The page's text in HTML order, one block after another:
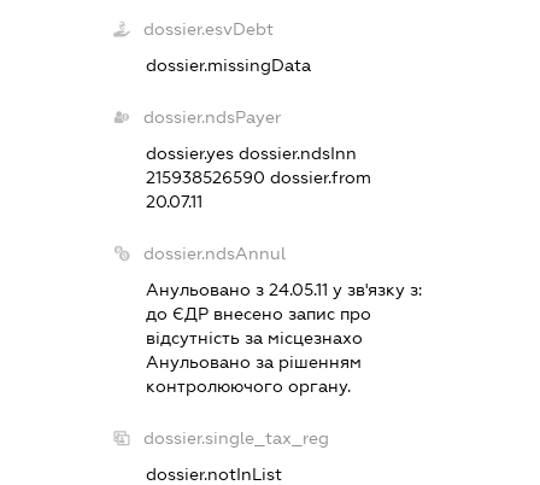
dossier.esvDebt
dossier.missingData
dossier.ndsPayer
dossier.yesdossier.ndsInn
215938526590dossier.from
20.07.11
dossier.ndsAnnul
Анульовано з 24.05.11 у зв'язку з:
до ЄДР внесено запис про
вiдсутнiсть за мiсцезнахо
Анульовано за рiшенням
контролюючого органу.
dossier.single_tax_reg
dossier.notInList